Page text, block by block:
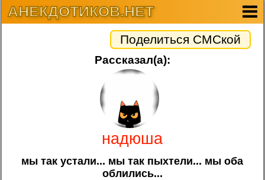
АНЕКДОТИКОВ.НЕТ
Поделиться СМСкой
Рассказал(а):
надюша
мы так устали... мы так пыхтели... мы оба
облились...